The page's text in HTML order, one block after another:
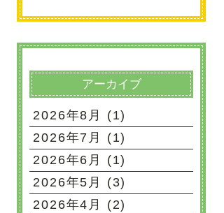
アーカイブ
2026年8月 (1)
2026年7月 (1)
2026年6月 (1)
2026年5月 (3)
2026年4月 (2)